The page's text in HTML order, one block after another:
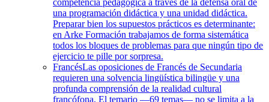
competencia pedagógica a través de la defensa oral de
una programación didáctica y una unidad didáctica.
Preparar bien los supuestos prácticos es determinante:
en Arke Formación trabajamos de forma sistemática
todos los bloques de problemas para que ningún tipo de
ejercicio te pille por sorpresa.
FrancésLas oposiciones de Francés de Secundaria
requieren una solvencia lingüística bilingüe y una
profunda comprensión de la realidad cultural
francófona. El temario —69 temas— no se limita a la